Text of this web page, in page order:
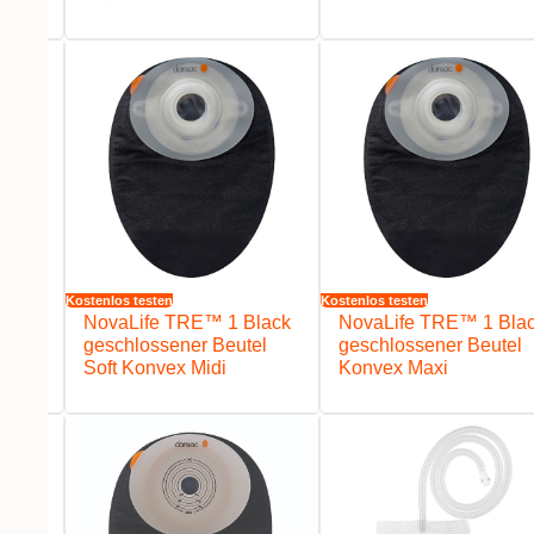
Kostenlos testen
NovaLife TRE™ 1 Black
geschlossener Beutel
Soft Konvex Midi
Kostenlos testen
NovaLife TRE™ 1
geschlossener Beutel
Konvex Maxi